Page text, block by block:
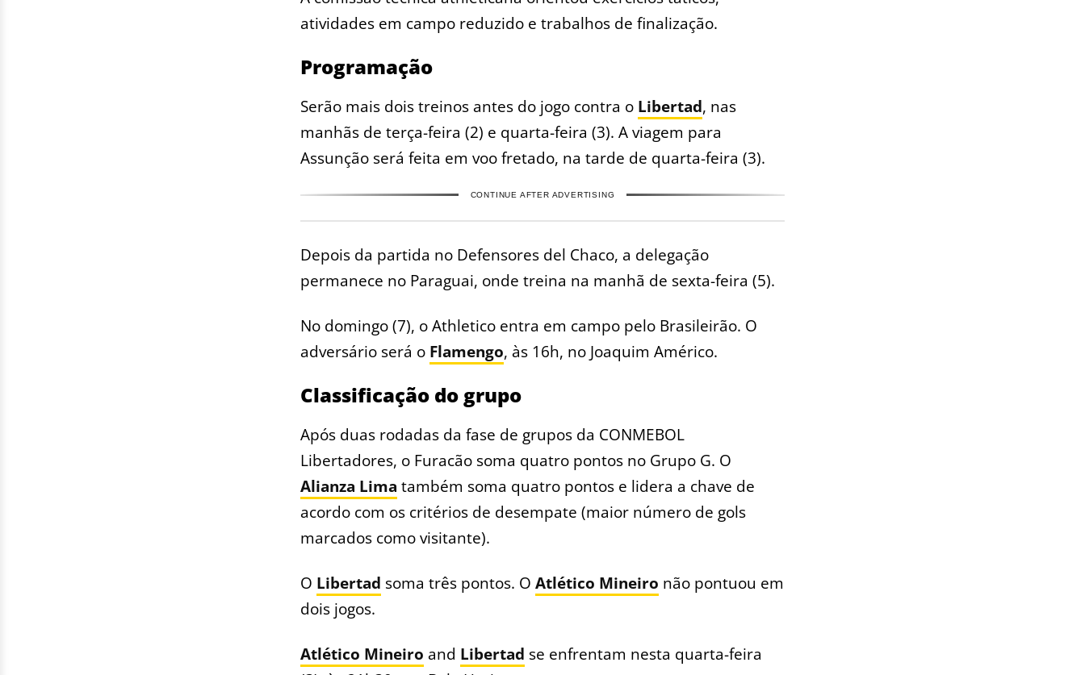
atividades em campo reduzido e trabalhos de finalização.
Programação
Serão mais dois treinos antes do jogo contra o Libertad, nas
manhãs de terça-feira (2) e quarta-feira (3). A viagem para
Assunção será feita em voo fretado, na tarde de quarta-feira (3).
CONTINUE AFTER ADVERTISING
Depois da partida no Defensores del Chaco, a delegação
permanece no Paraguai, onde treina na manhã de sexta-feira (5).
No domingo (7), o Athletico entra em campo pelo Brasileirão. O
adversário será o Flamengo, às 16h, no Joaquim Américo.
Classificação do grupo
Após duas rodadas da fase de grupos da CONMEBOL
Libertadores, o Furacão soma quatro pontos no Grupo G. O
Alianza Lima também soma quatro pontos e lidera a chave de
acordo com os critérios de desempate (maior número de gols
marcados como visitante).
O Libertad soma três pontos. O Atlético Mineiro não pontuou em
dois jogos.
Atlético Mineiro and Libertad se enfrentam nesta quarta-feira